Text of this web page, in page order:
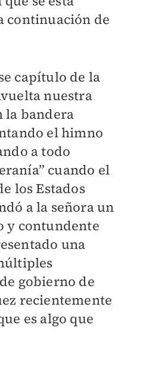
continuación de
capítulo de la
nuestra
la bandera
el himno
a todo
cuando el
los Estados
a la señora un
y contundente
una
gobierno de
recientemente
es algo que